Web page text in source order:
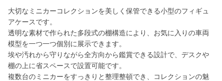
大切なミニカーコレクションを美しく保管できる小型のフィギュ
アケースです。
透明な素材で作られた多段式の棚構造により、お気に入りの車両
模型を一つ一つ個別に展示できます。
埃や汚れから守りながら全方向から鑑賞できる設計で、デスクや
棚の上に省スペースで設置可能です。
複数台のミニカーをすっきりと整理整頓でき、コレクションの魅